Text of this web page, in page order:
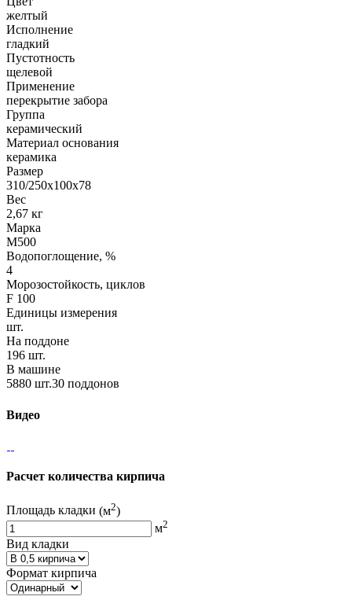
желтый
Исполнение
гладкий
Пустотность
щелевой
Применение
перекрытие забора
Группа
керамический
Материал основания
керамика
Размер
310/250х100х78
Вес
2,67 кг
Марка
М500
Водопоглощение, %
4
Морозостойкость, циклов
F 100
Единицы измерения
шт.
На поддоне
196 шт.
В машине
5880 шт.30 поддонов
Видео
Расчет количества кирпича
Площадь кладки (м2)
м2
Вид кладки
Формат кирпича